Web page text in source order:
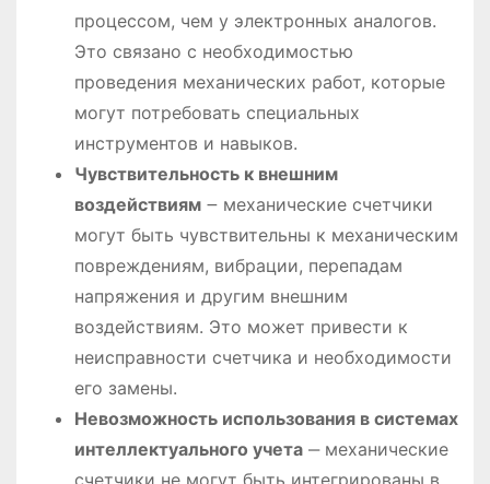
процессом, чем у электронных аналогов.
Это связано с необходимостью
проведения механических работ, которые
могут потребовать специальных
инструментов и навыков.
Чувствительность к внешним
воздействиям౼ механические счетчики
могут быть чувствительны к механическим
повреждениям, вибрации, перепадам
напряжения и другим внешним
воздействиям. Это может привести к
неисправности счетчика и необходимости
его замены.
Невозможность использования в системах
интеллектуального учета‒ механические